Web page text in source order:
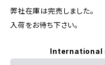
弊社在庫は完売しました。
入荷をお待ち下さい。
International